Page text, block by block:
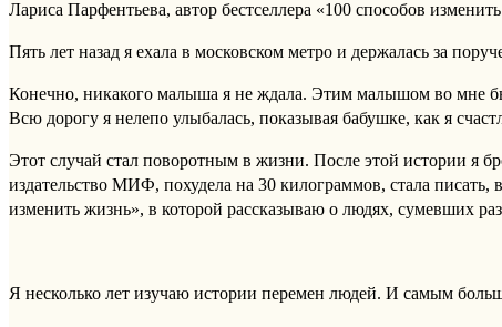
Лариса Парфентьева, автор бестселлера «100 способов
Пять лет назад я ехала в московском метро и держалась за
Конечно, никакого малыша я не ждала. Этим малышом во мне
Всю дорогу я нелепо улыбалась, показывая бабушке, как я
Этот случай стал поворотным в жизни. После этой истории я
издательство МИФ, похудела на 30 килограммов, стала
изменить жизнь», в которой рассказываю о людях, сумевших
Я несколько лет изучаю истории перемен людей. И самым